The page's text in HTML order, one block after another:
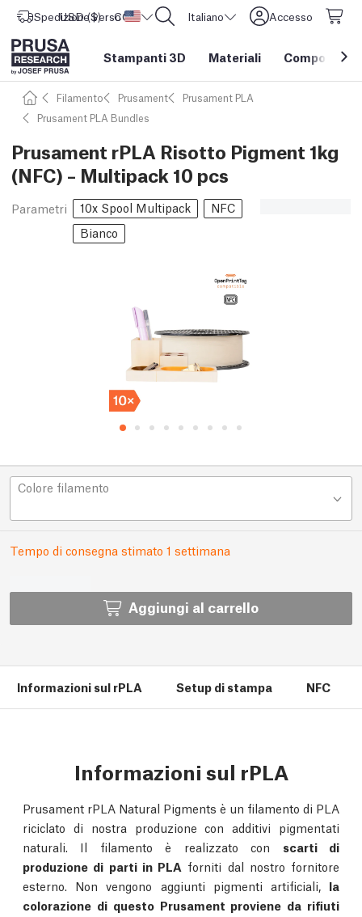
Spedizione verso Stati Uniti d'America
USD ($) CORE One L: Ora disponibile! Italiano Accesso
Stampanti 3D Materiali Componenti
Filamento Prusament
Prusament PLA
Prusament PLA Bundles
Prusament rPLA Risotto Pigment 1kg
(NFC) – Multipack 10 pcs
Parametri 10x Spool Multipack
NFC
Bianco
Colore filamento
Tempo di consegna stimato 1 settimana
Aggiungi al carrello
Informazioni sul rPLA Setup di stampa NFC
Informazioni sul rPLA
Prusament rPLA Natural Pigments è un filamento di PLA
riciclato di nostra produzione con additivi pigmentati
naturali. Il filamento è realizzato con scarti di
produzione di parti in PLA forniti dal nostro fornitore
esterno. Non vengono aggiunti pigmenti artificiali, la
colorazione di questo Prusament proviene da rifiuti